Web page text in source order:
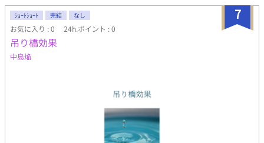
7
ｼｮｰﾄｼｮｰﾄ 完結 なし
お気に入り : 0 24h.ポイント : 0
吊り橋効果
中島焔